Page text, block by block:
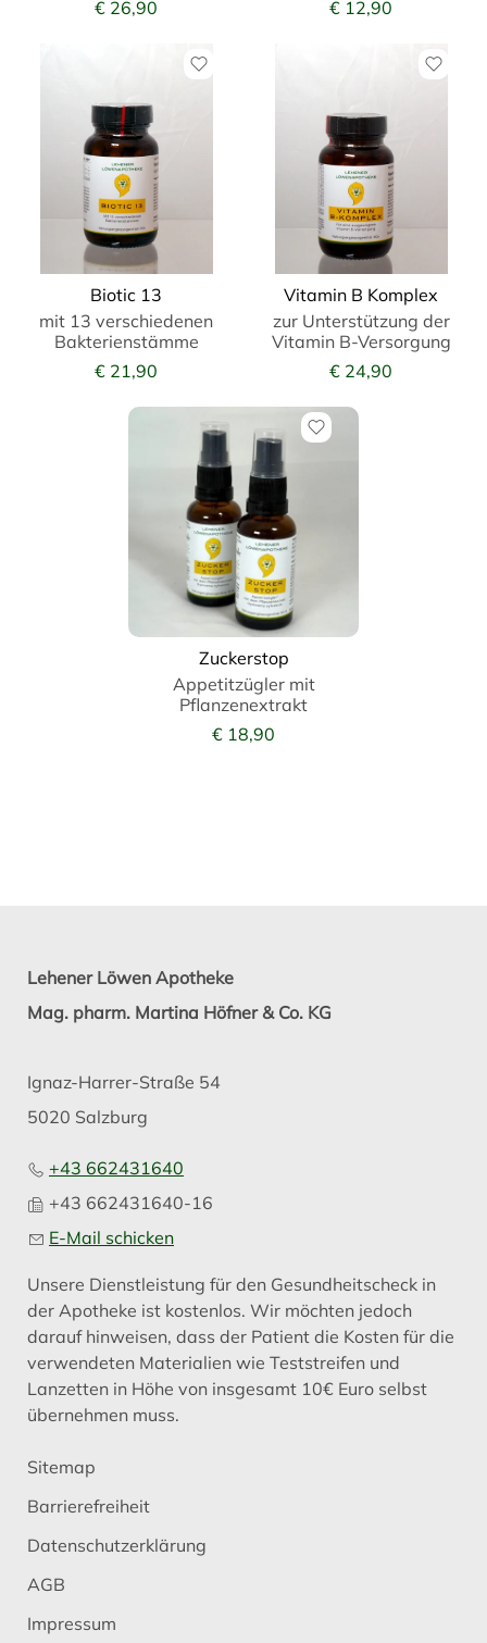
€ 26,90
€ 12,90
Biotic 13
mit 13 verschiedenen
Bakterienstämme
€ 21,90
Vitamin B Komplex
zur Unterstützung der
Vitamin B-Versorgung
€ 24,90
Zuckerstop
Appetitzügler mit
Pflanzenextrakt
€ 18,90
Lehener Löwen Apotheke
Mag. pharm. Martina Höfner & Co. KG
Ignaz-Harrer-Straße 54
5020 Salzburg
+43 662431640
+43 662431640-16
E-Mail schicken
Unsere Dienstleistung für den Gesundheitscheck in
der Apotheke ist kostenlos. Wir möchten jedoch
darauf hinweisen, dass der Patient die Kosten für die
verwendeten Materialien wie Teststreifen und
Lanzetten in Höhe von insgesamt 10€ Euro selbst
übernehmen muss.
Sitemap
Barrierefreiheit
Datenschutzerklärung
AGB
Impressum